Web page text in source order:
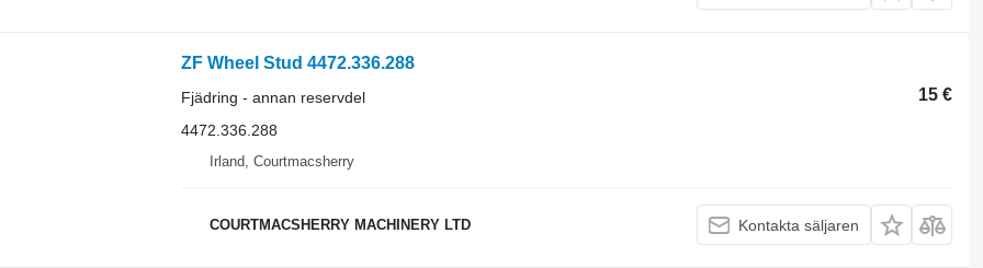
ZF Wheel Stud 4472.336.288
15 €
Fjädring - annan reservdel
4472.336.288
Irland, Courtmacsherry
COURTMACSHERRY MACHINERY LTD Kontakta säljaren